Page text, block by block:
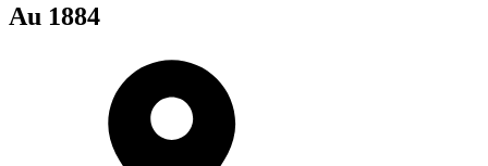
Au 1884